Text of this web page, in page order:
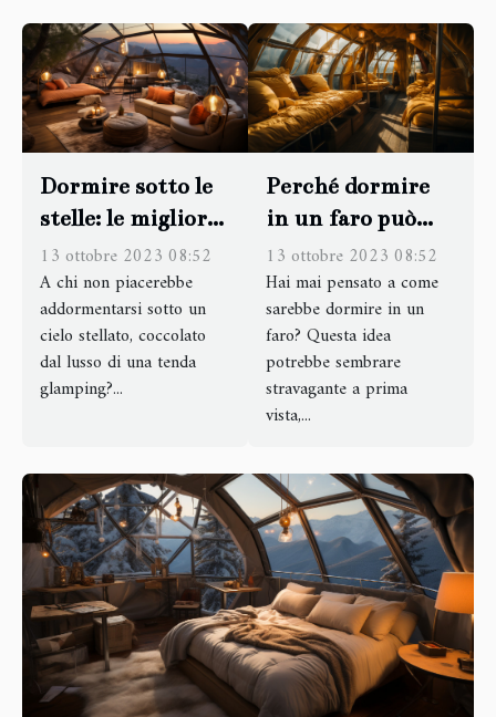
Dormire sotto le
stelle: le migliori
destinazioni per il
glamping di lusso
13 ottobre 2023 08:52
A chi non piacerebbe
addormentarsi sotto un
cielo stellato, coccolato
dal lusso di una tenda
glamping?...
Perché dormire
in un faro può
essere
un'esperienza
affascinante
13 ottobre 2023 08:52
Hai mai pensato a come
sarebbe dormire in un
faro? Questa idea
potrebbe sembrare
stravagante a prima
vista,...